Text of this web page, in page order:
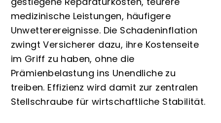
medizinische Leistungen, häufigere
Unwetterereignisse. Die Schadeninflation
zwingt Versicherer dazu, ihre Kostenseite
im Griff zu haben, ohne die
Prämienbelastung ins Unendliche zu
treiben. Effizienz wird damit zur zentralen
Stellschraube für wirtschaftliche Stabilität.